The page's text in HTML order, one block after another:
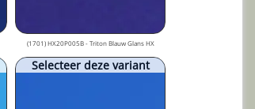
(1701) HX20P005B - Triton Blauw Glans HX
Selecteer deze variant